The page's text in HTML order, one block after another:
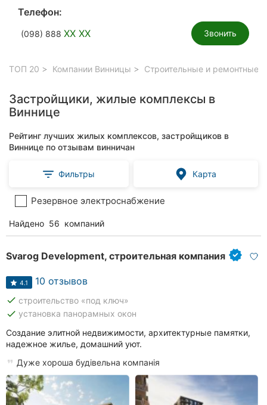
Телефон:
(098) 888 XX XX Звонить
ТОП 20 Компании Винницы Строительные и ремонтные
Застройщики, жилые комплексы в
Виннице
Рейтинг лучших жилых комплексов, застройщиков в
Виннице по отзывам винничан
Фильтры Карта
Резервное электроснабжение
Найдено 56 компаний
Svarog Development, строительная компания
4.1 10 отзывов
done строительство «под ключ»
done установка панорамных окон
Создание элитной недвижимости, архитектурные памятки,
надежное жилье, домашний уют.
Дуже хороша будівельна компанія